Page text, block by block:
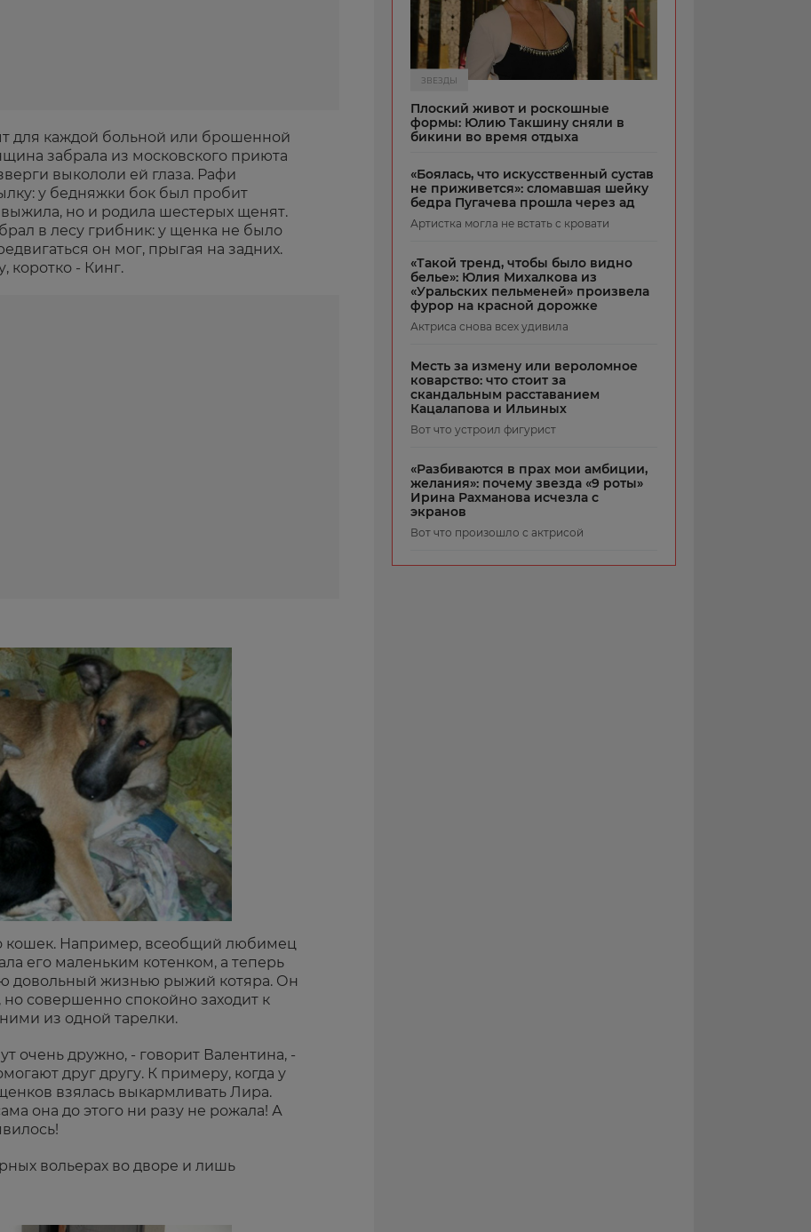
для каждой больной или брошенной
забрала из московского приюта
выкололи ей глаза. Рафи
у бедняжки бок был пробит
выжила, но и родила шестерых щенят.
в лесу грибник: у щенка не было
он мог, прыгая на задних.
коротко - Кинг.
кошек. Например, всеобщий любимец
его маленьким котенком, а теперь
довольный жизнью рыжий котяра. Он
но совершенно спокойно заходит к
из одной тарелки.
очень дружно, - говорит Валентина, -
друг другу. К примеру, когда у
взялась выкармливать Лира.
она до этого ни разу не рожала! А
вольерах во дворе и лишь
ЗВЕЗДЫ
Плоский живот и роскошные
формы: Юлию Такшину сняли в
бикини во время отдыха
«Боялась, что искусственный сустав
не приживется»: сломавшая шейку
бедра Пугачева прошла через ад
Артистка могла не встать с кровати
«Такой тренд, чтобы было видно
белье»: Юлия Михалкова из
«Уральских пельменей» произвела
фурор на красной дорожке
Актриса снова всех удивила
Месть за измену или вероломное
коварство: что стоит за
скандальным расставанием
Кацалапова и Ильиных
Вот что устроил фигурист
«Разбиваются в прах мои амбиции,
желания»: почему звезда «9 роты»
Ирина Рахманова исчезла с
экранов
Вот что произошло с актрисой